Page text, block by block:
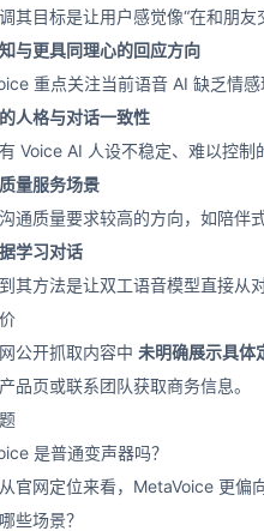
其目标是让用户感觉像“在和朋友
与更具同理心的回应方向
重点关注当前语音 AI 缺乏情
人格与对话一致性
Voice AI 人设不稳定、难以控制
量服务场景
通质量要求较高的方向，如陪伴
学习对话
其方法是让双工语音模型直接从
公开抓取内容中 未明确展示具体
品页或联系团队获取商务信息。
是普通变声器吗？
官网定位来看，MetaVoice 更偏
些场景？